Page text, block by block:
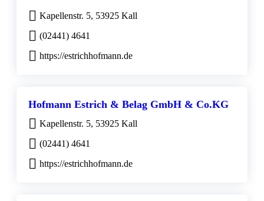
Kapellenstr. 5, 53925 Kall
(02441) 4641
https://estrichhofmann.de
Hofmann Estrich & Belag GmbH & Co.KG
Kapellenstr. 5, 53925 Kall
(02441) 4641
https://estrichhofmann.de